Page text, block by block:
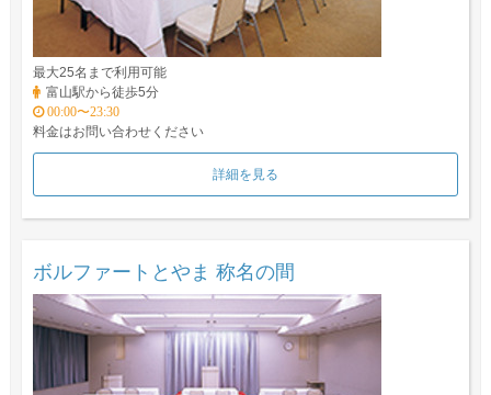
最大25名まで利用可能
富山駅から徒歩5分
00:00〜23:30
料金はお問い合わせください
詳細を見る
ボルファートとやま 称名の間